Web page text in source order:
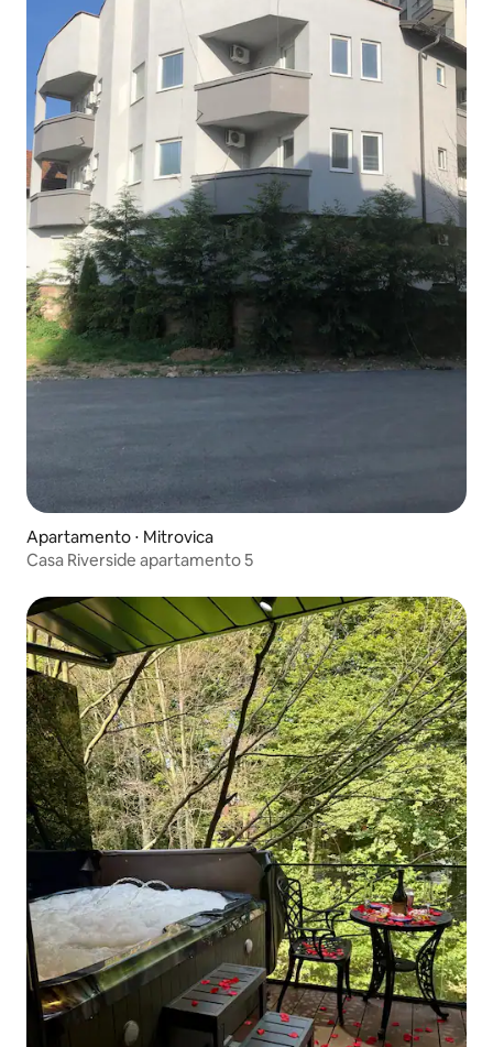
Apartamento ⋅ Mitrovica
Casa Riverside apartamento 5